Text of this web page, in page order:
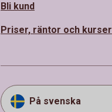
Bli kund
Priser, räntor och kurser
På svenska